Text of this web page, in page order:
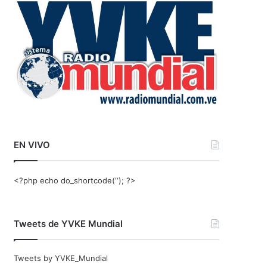
r
EN VIVO
<?php echo do_shortcode(‘‘); ?>
Tweets de YVKE Mundial
Tweets by YVKE_Mundial